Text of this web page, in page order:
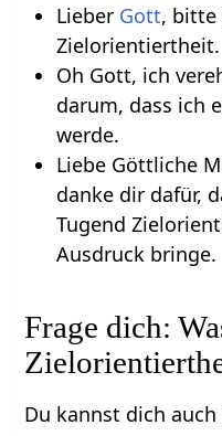
Lieber Gott, bitte
Zielorientiertheit.
Oh Gott, ich
darum, dass ich
werde.
Liebe Göttliche
danke dir dafür,
Tugend
Ausdruck bringe.
Frage dich:
Du kannst dich auch